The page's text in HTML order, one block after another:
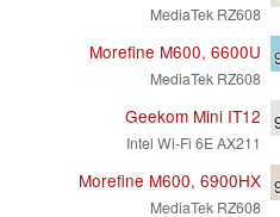
MediaTek RZ608
Morefine M600, 6600U
MediaTek RZ608
Geekom Mini IT12
Intel Wi-Fi 6E AX211
Morefine M600, 6900HX
MediaTek RZ608